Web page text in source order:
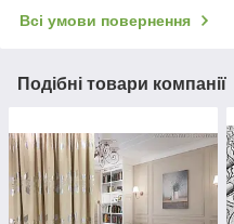
Всі умови повернення
Подібні товари компанії